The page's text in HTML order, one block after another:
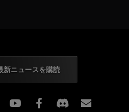
新ニュースを購読
Instagram Facebook